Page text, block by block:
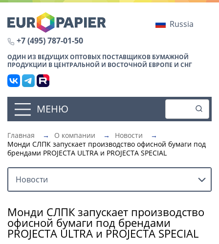
Russia
+7 (495) 787-01-50
ОДИН ИЗ ВЕДУЩИХ ОПТОВЫХ ПОСТАВЩИКОВ БУМАЖНОЙ
ПРОДУКЦИИ В ЦЕНТРАЛЬНОЙ И ВОСТОЧНОЙ ЕВРОПЕ И СНГ
МЕНЮ
Главная → О компании → Новости
→
Монди СЛПК запускает производство офисной бумаги под
брендами PROJECTA ULTRA и PROJECTA SPECIAL
Новости
Монди СЛПК запускает производство
офисной бумаги под брендами
PROJECTA ULTRA и PROJECTA SPECIAL